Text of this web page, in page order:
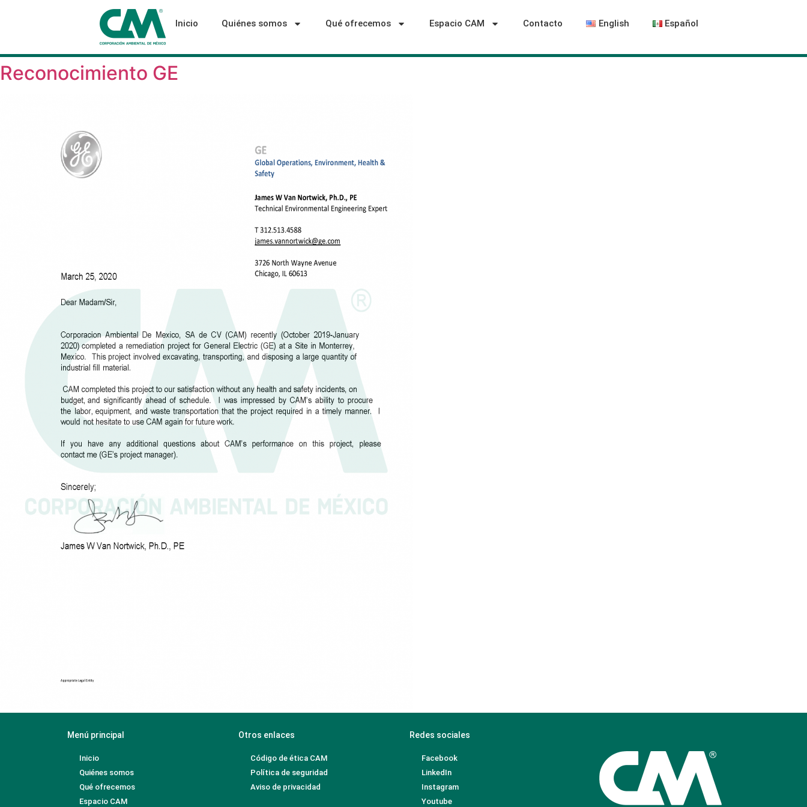
Inicio Quiénes somos Qué ofrecemos Espacio CAM Contacto English Español
Reconocimiento GE
Menú principal Otros enlaces Redes sociales
Inicio
Quiénes somos
Qué ofrecemos
Espacio CAM
Código de ética CAM
Política de seguridad
Aviso de privacidad
Facebook
LinkedIn
Instagram
Youtube